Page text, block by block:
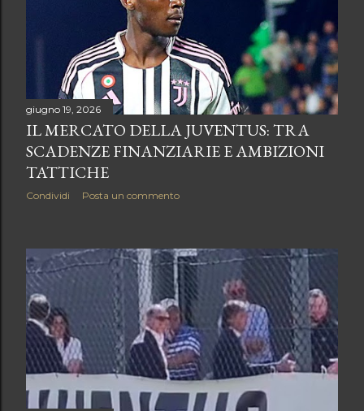
giugno 19, 2026
IL MERCATO DELLA JUVENTUS: TRA
SCADENZE FINANZIARIE E AMBIZIONI
TATTICHE
Condividi Posta un commento